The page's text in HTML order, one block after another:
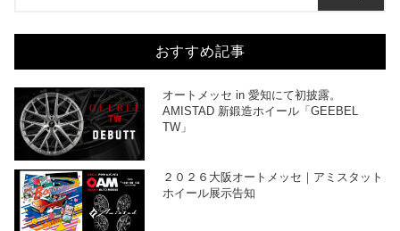
おすすめ記事
オートメッセ in 愛知にて初披露。
AMISTAD 新鍛造ホイール「GEEBEL
TW」
２０２６大阪オートメッセ｜アミスタット
ホイール展示告知